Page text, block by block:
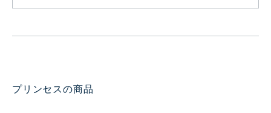
プリンセスの商品